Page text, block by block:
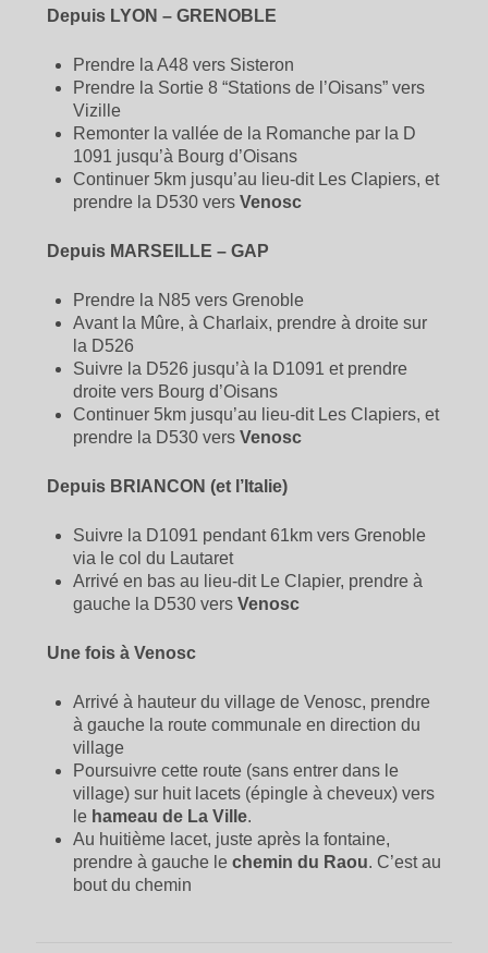
Depuis LYON – GRENOBLE
Prendre la A48 vers Sisteron
Prendre la Sortie 8 “Stations de l’Oisans” vers
Vizille
Remonter la vallée de la Romanche par la D
1091 jusqu’à Bourg d’Oisans
Continuer 5km jusqu’au lieu-dit Les Clapiers, et
prendre la D530 vers Venosc
Depuis MARSEILLE – GAP
Prendre la N85 vers Grenoble
Avant la Mûre, à Charlaix, prendre à droite sur
la D526
Suivre la D526 jusqu’à la D1091 et prendre
droite vers Bourg d’Oisans
Continuer 5km jusqu’au lieu-dit Les Clapiers, et
prendre la D530 vers Venosc
Depuis BRIANCON (et l’Italie)
Suivre la D1091 pendant 61km vers Grenoble
via le col du Lautaret
Arrivé en bas au lieu-dit Le Clapier, prendre à
gauche la D530 vers Venosc
Une fois à Venosc
Arrivé à hauteur du village de Venosc, prendre
à gauche la route communale en direction du
village
Poursuivre cette route (sans entrer dans le
village) sur huit lacets (épingle à cheveux) vers
le hameau de La Ville.
Au huitième lacet, juste après la fontaine,
prendre à gauche le chemin du Raou. C’est au
bout du chemin